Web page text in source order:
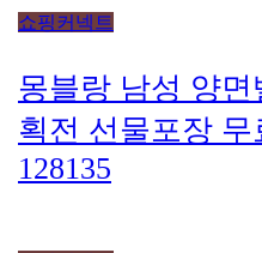
쇼핑커넥트
몽블랑 남성 양면
획전 선물포장 무
128135